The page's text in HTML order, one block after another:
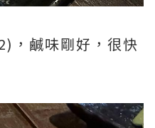
，鹹味剛好，很快